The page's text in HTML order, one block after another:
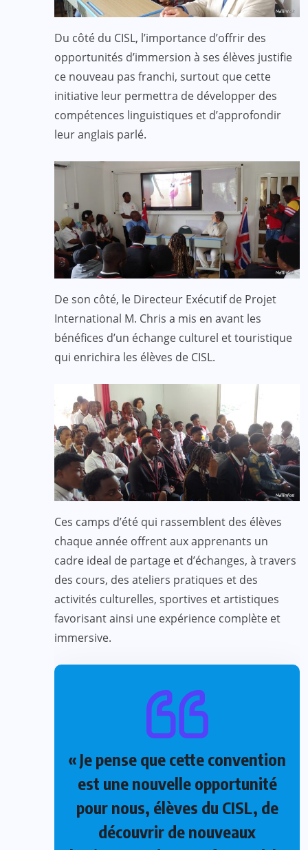
Du côté du CISL, l’importance d’offrir des
opportunités d’immersion à ses élèves justifie
ce nouveau pas franchi, surtout que cette
initiative leur permettra de développer des
compétences linguistiques et d’approfondir
leur anglais parlé.
De son côté, le Directeur Exécutif de Projet
International M. Chris a mis en avant les
bénéfices d’un échange culturel et touristique
qui enrichira les élèves de CISL.
Ces camps d’été qui rassemblent des élèves
chaque année offrent aux apprenants un
cadre ideal de partage et d’échanges, à travers
des cours, des ateliers pratiques et des
activités culturelles, sportives et artistiques
favorisant ainsi une expérience complète et
immersive.
« Je pense que cette convention
est une nouvelle opportunité
pour nous, élèves du CISL, de
découvrir de nouveaux